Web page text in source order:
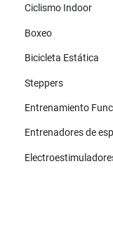
Ciclismo Indoor
Boxeo
Bicicleta Estática
Steppers
Entrenamiento
Entrenadores de